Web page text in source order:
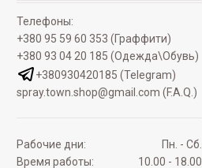
Телефоны:
+380 95 59 60 353 (Граффити)
+380 93 04 20 185 (Одежда\Обувь)
+380930420185 (Telegram)
spray.town.shop@gmail.com (F.A.Q.)
Рабочие дни:
Пн. - Сб.
Время работы:
10.00 - 18.00